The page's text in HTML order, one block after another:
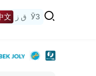
文 ق ز ЎЗ